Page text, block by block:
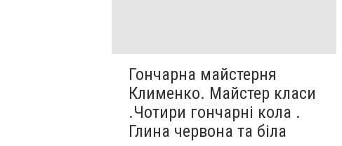
Гончарна майстерня
Клименко. Майстер класи
.Чотири гончарні кола .
Глина червона та біла